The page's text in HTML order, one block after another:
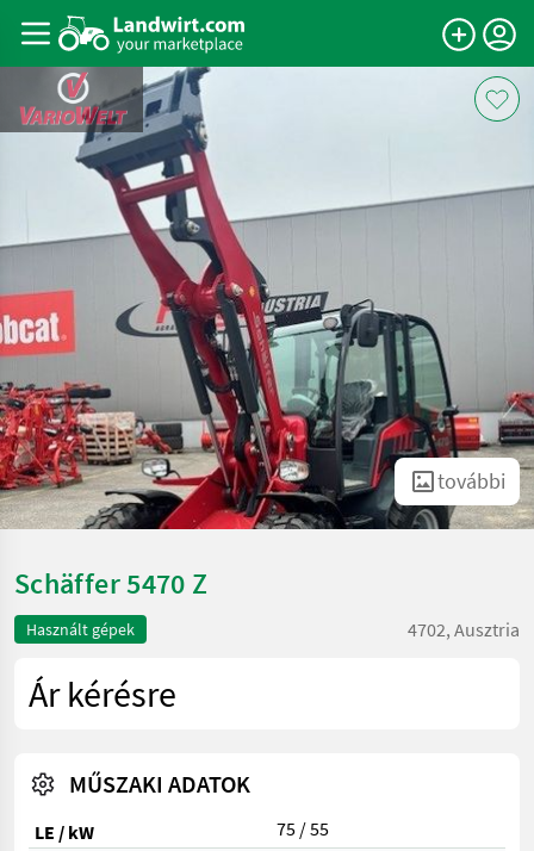
további
Schäffer 5470 Z
Használt gépek 4702, Ausztria
Ár kérésre
MŰSZAKI ADATOK
LE / kW
75 / 55